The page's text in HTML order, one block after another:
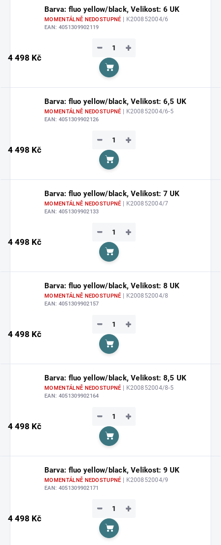
Barva: fluo yellow/black, Velikost: 6 UK
MOMENTÁLNĚ NEDOSTUPNÉ | K200852004/6
EAN: 4051309902119
4 498 Kč
+
−
Do košíku
Barva: fluo yellow/black, Velikost: 6,5 UK
MOMENTÁLNĚ NEDOSTUPNÉ | K200852004/6-5
EAN: 4051309902126
4 498 Kč
+
−
Do košíku
Barva: fluo yellow/black, Velikost: 7 UK
MOMENTÁLNĚ NEDOSTUPNÉ | K200852004/7
EAN: 4051309902133
4 498 Kč
+
−
Do košíku
Barva: fluo yellow/black, Velikost: 8 UK
MOMENTÁLNĚ NEDOSTUPNÉ | K200852004/8
EAN: 4051309902157
4 498 Kč
+
−
Do košíku
Barva: fluo yellow/black, Velikost: 8,5 UK
MOMENTÁLNĚ NEDOSTUPNÉ | K200852004/8-5
EAN: 4051309902164
4 498 Kč
+
−
Do košíku
Barva: fluo yellow/black, Velikost: 9 UK
MOMENTÁLNĚ NEDOSTUPNÉ | K200852004/9
EAN: 4051309902171
4 498 Kč
+
−
Do košíku